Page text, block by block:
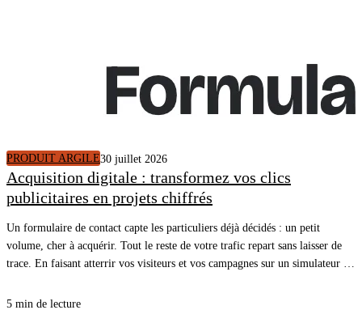
PRODUIT ARGILE30 juillet 2026
Acquisition digitale : transformez vos clics
publicitaires en projets chiffrés
Un formulaire de contact capte les particuliers déjà décidés : un petit
volume, cher à acquérir. Tout le reste de votre trafic repart sans laisser de
trace. En faisant atterrir vos visiteurs et vos campagnes sur un simulateur de
projet, et chaque simulation terminée arrive dans votre CRM avec un
5 min de lecture